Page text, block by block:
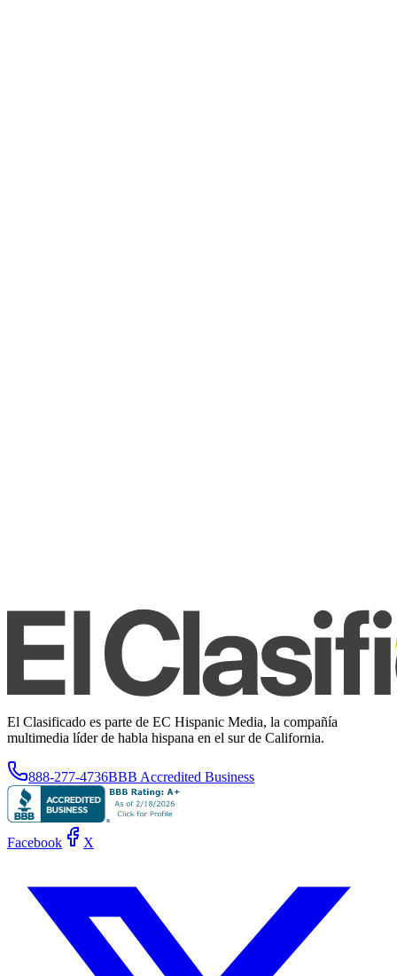
El Clasificado es parte de EC Hispanic Media, la compañía
multimedia líder de habla hispana en el sur de California.
888-277-4736BBB Accredited Business
Facebook X